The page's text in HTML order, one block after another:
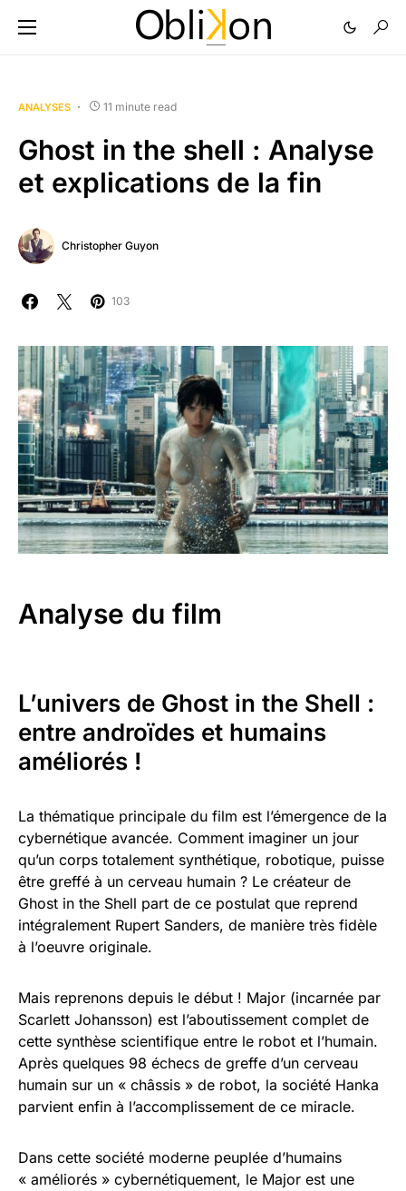
ANALYSES 11 minute read
Ghost in the shell : Analyse
et explications de la fin
Christopher Guyon
103
Analyse du film
L’univers de Ghost in the Shell :
entre androïdes et humains
améliorés !
La thématique principale du film est l’émergence de la
cybernétique avancée. Comment imaginer un jour
qu’un corps totalement synthétique, robotique, puisse
être greffé à un cerveau humain ? Le créateur de
Ghost in the Shell part de ce postulat que reprend
intégralement Rupert Sanders, de manière très fidèle
à l’oeuvre originale.
Mais reprenons depuis le début ! Major (incarnée par
Scarlett Johansson) est l’aboutissement complet de
cette synthèse scientifique entre le robot et l’humain.
Après quelques 98 échecs de greffe d’un cerveau
humain sur un « châssis » de robot, la société Hanka
parvient enfin à l’accomplissement de ce miracle.
Dans cette société moderne peuplée d’humains
« améliorés » cybernétiquement, le Major est une